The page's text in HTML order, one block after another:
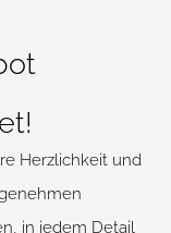
Herzlichkeit und
in jedem Detail